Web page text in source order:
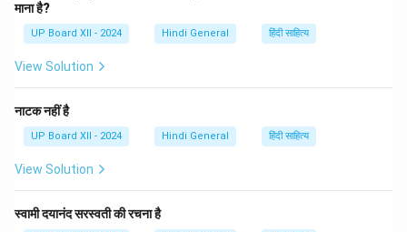
माना है?
UP Board XII - 2024 Hindi General हिंदी साहित्य
View Solution
नाटक नहीं है
UP Board XII - 2024 Hindi General हिंदी साहित्य
View Solution
स्वामी दयानंद सरस्वती की रचना है